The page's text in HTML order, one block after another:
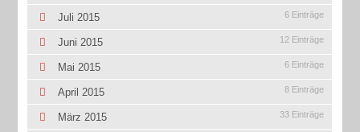
Juli 2015 6 Einträge
Juni 2015 12 Einträge
Mai 2015 6 Einträge
April 2015 8 Einträge
März 2015 33 Einträge